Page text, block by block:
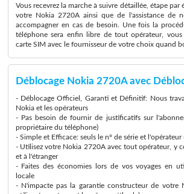
Vous recevrez la marche à suivre détaillée, étape
votre Nokia 2720A ainsi que de l'assistance de
accompagner en cas de besoin. Une fois la
téléphone sera enfin libre de tout opérateur, vous
carte SIM avec le fournisseur de votre choix quand
Déblocage Nokia 2720A avec
- Déblocage Officiel, Garanti et Définitif: Nous
Nokia et les opérateurs
- Pas besoin de fournir de justificatifs sur
propriétaire du téléphone)
- Simple et Efficace: seuls le n° de série et
- Utilisez votre Nokia 2720A avec tout opérateur, y
et à l'étranger
- Faites des économies lors de vos voyages en
locale
- N'impacte pas la garantie constructeur de votre